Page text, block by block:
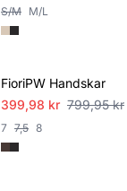
S/M M/L
FioriPW Handskar
399,98 kr 799,95 kr
7 7,5 8